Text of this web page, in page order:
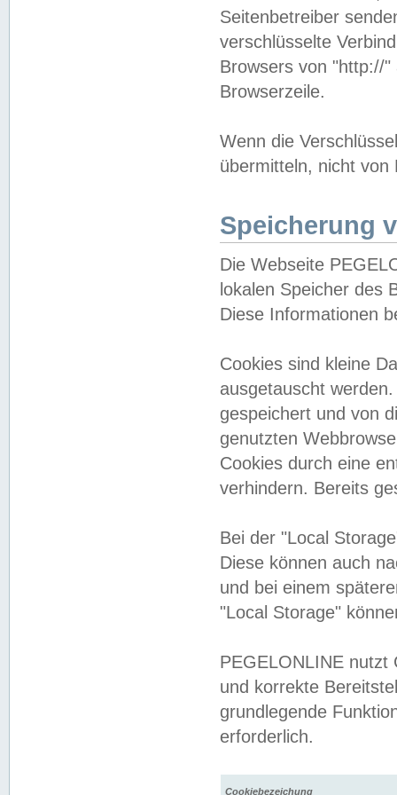
Seitenbetreiber
verschlüsselte
Browsers von "http://
Browserzeile.
Wenn die
übermitteln, nicht von
Speicherung
Die Webseite
lokalen Speicher des
Diese Informationen
Cookies sind kleine
ausgetauscht
gespeichert und von
genutzten
Cookies durch eine
verhindern. Bereits
Bei der "Local
Diese können auch
und bei einem
"Local Storage"
PEGELONLINE nutzt
und korrekte
grundlegende
erforderlich.
Cookiebezeichung